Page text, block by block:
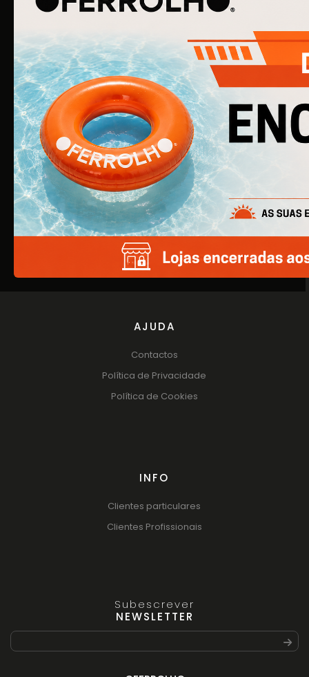
O Ferrolho iniciou a sua atividade em 1990. O que começou
por ser uma simples empresa de ferragens para
construção civil, é agora uma empresa de referência na
área de Ferragens para Mobiliário e Arquitetura.
EMPRESA
Quem Somos
Produtos
Catálogos
AJUDA
Contactos
Política de Privacidade
Política de Cookies
INFO
Clientes particulares
Clientes Profissionais
Subescrever
NEWSLETTER